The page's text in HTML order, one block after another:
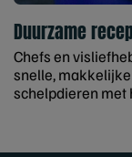
Duurzame
Chefs en
snelle,
schelpdieren met